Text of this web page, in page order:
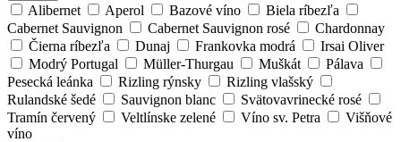
Alibernet Aperol Bazové víno
Biela ríbezľa
Cabernet Sauvignon
Cabernet Sauvignon rosé
Chardonnay
Čierna ríbezľa
Dunaj Frankovka modrá
Irsai Oliver
Modrý Portugal
Müller-Thurgau Muškát
Pálava
Pesecká leánka
Rizling rýnsky
Rizling vlašský
Rulandské šedé
Sauvignon blanc
Svätovavrinecké rosé
Tramín červený
Veltlínske zelené Víno sv. Petra
Višňové
víno